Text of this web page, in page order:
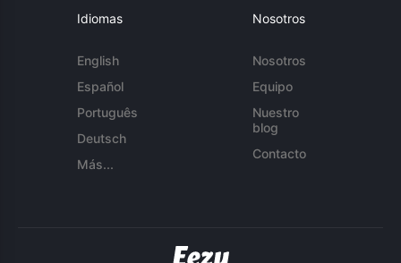
Idiomas
English
Español
Português
Deutsch
Más...
Nosotros
Nosotros
Equipo
Nuestro
blog
Contacto